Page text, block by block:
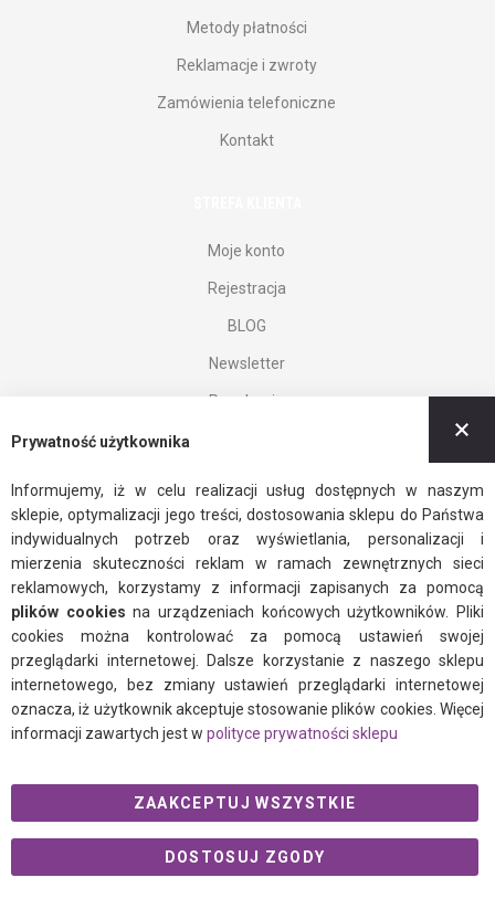
Metody płatności
Reklamacje i zwroty
Zamówienia telefoniczne
Kontakt
Moje konto
Rejestracja
BLOG
Newsletter
Regulamin
Polityka prywatności
facebook
instagram
twitter
© 2021 Ogalo.pl
Prywatność użytkownika
Informujemy, iż w celu realizacji usług dostępnych w naszym
sklepie, optymalizacji jego treści, dostosowania sklepu do Państwa
indywidualnych potrzeb oraz wyświetlania, personalizacji i
mierzenia skuteczności reklam w ramach zewnętrznych sieci
reklamowych, korzystamy z informacji zapisanych za pomocą
plików cookiesna urządzeniach końcowych użytkowników. Pliki
cookies można kontrolować za pomocą ustawień swojej
przeglądarki internetowej. Dalsze korzystanie z naszego sklepu
internetowego, bez zmiany ustawień przeglądarki internetowej
oznacza, iż użytkownik akceptuje stosowanie plików cookies. Więcej
informacji zawartych jest w polityce prywatności sklepu
ZAAKCEPTUJ WSZYSTKIE
DOSTOSUJ ZGODY